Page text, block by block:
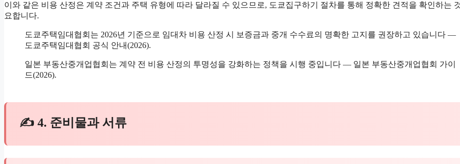
이와 같은 비용 산정은 계약 조건과 주택 유형에 따라 달라질 수 있으므로, 도쿄집구하기 절차를 통해 정확한 견적을 확인하는
요합니다.
도쿄주택임대협회는 2026년 기준으로 임대차 비용 산정 시 보증금과 중개 수수료의 명확한 고지를 권장하고 있습니다 —
도쿄주택임대협회 공식 안내(2026).
일본 부동산중개업협회는 계약 전 비용 산정의 투명성을 강화하는 정책을 시행 중입니다 — 일본 부동산중개업협회 가이
드(2026).
✍ 4. 준비물과 서류